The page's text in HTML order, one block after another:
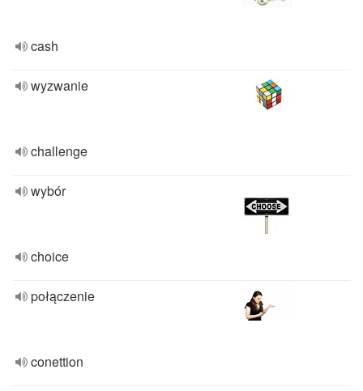
cash
wyzwanie
challenge
wybór
choice
połączenie
conettion